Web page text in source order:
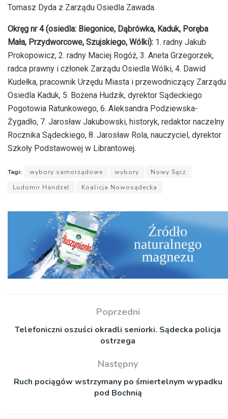
Tomasz Dyda z Zarządu Osiedla Zawada.
Okręg nr 4 (osiedla: Biegonice, Dąbrówka, Kaduk, Poręba
Mała, Przydworcowe, Szujskiego, Wólki): 1. radny Jakub
Prokopowicz, 2. radny Maciej Rogóż, 3. Aneta Grzegorzek,
radca prawny i członek Zarządu Osiedla Wólki, 4. Dawid
Kudełka, pracownik Urzędu Miasta i przewodniczący Zarządu
Osiedla Kaduk, 5. Bożena Hudzik, dyrektor Sądeckiego
Pogotowia Ratunkowego, 6. Aleksandra Podziewska-
Żygadło, 7. Jarosław Jakubowski, historyk, redaktor naczelny
Rocznika Sądeckiego, 8. Jarosław Rola, nauczyciel, dyrektor
Szkoły Podstawowej w Librantowej.
Tagi: wybory samorządowe wybory
Nowy Sącz
Ludomir Handzel
Koalicja Nowosądecka
Poprzedni
Telefoniczni oszuści okradli seniorki. Sądecka policja
ostrzega
Następny
Ruch pociągów wstrzymany po śmiertelnym wypadku
pod Bochnią